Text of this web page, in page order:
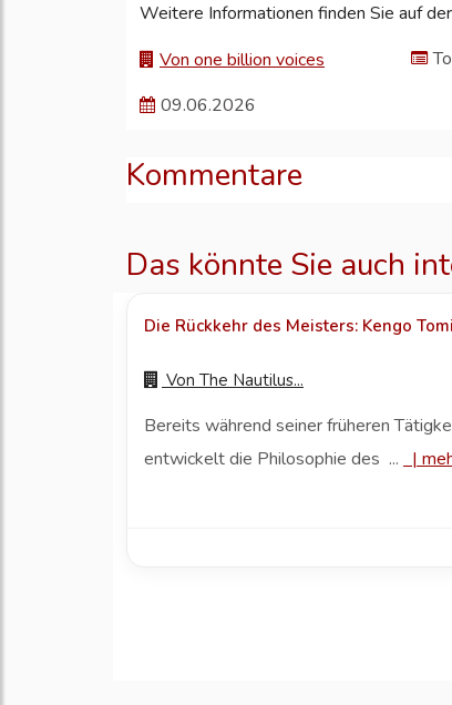
Weitere Informationen finden Sie auf der
Von one billion voices
09.06.2026
Kommentare
Das könnte Sie auch
Die Rückkehr des Meisters: Kengo
Von The Nautilus...
Bereits während seiner früheren
entwickelt die Philosophie des ... |